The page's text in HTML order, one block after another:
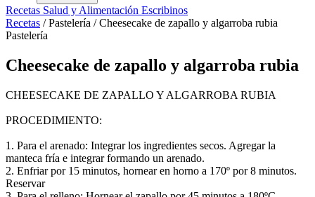
Recetas Salud y Alimentación Escribinos
Recetas / Pastelería / Cheesecake de zapallo y algarroba rubia
Pastelería
Cheesecake de zapallo y algarroba rubia
CHEESECAKE DE ZAPALLO Y ALGARROBA RUBIA
PROCEDIMIENTO:
1. Para el arenado: Integrar los ingredientes secos. Agregar la
manteca fría e integrar formando un arenado.
2. Enfriar por 15 minutos, hornear en horno a 170º por 8 minutos.
Reservar